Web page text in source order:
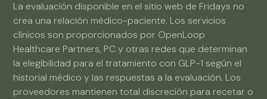
La evaluación disponible en el sitio web de Fridays no
crea una relación médico-paciente. Los servicios
clínicos son proporcionados por OpenLoop
Healthcare Partners, PC y otras redes que determinan
la elegibilidad para el tratamiento con GLP-1 según el
historial médico y las respuestas a la evaluación. Los
proveedores mantienen total discreción para recetar o